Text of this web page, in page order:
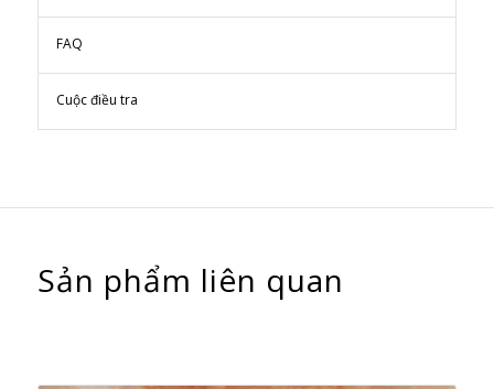
FAQ
Cuộc điều tra
Sản phẩm liên quan